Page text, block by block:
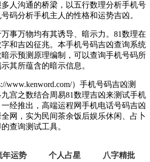
人沟通的桥梁，以五行数理分析手机号
码分析手机主人的性格和运势吉凶。
事万物均有其诱导、暗示力。81数理在
和吉凶征兆。本手机号码吉凶查询系统
示预测原理编制，可以查询手机号码所
其所蕴含的暗示信息。
www.kenword.com/）手机号码吉凶测
宫之数结合周易81数理吉凶来测试手机
经推出，高端运程网手机电话号码吉凶
网，实为民间茶余饭后娱乐休闲、占卜
查询测试工具。
年运势 个人占星 八字精批